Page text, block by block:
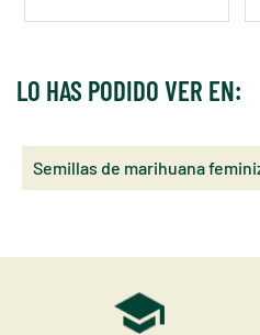
LO HAS PODIDO VER EN:
Semillas de marihuana